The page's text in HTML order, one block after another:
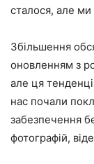
сталося, але ми
Збільшення
оновленням з
але ця
нас почали
забезпечення
фотографій,